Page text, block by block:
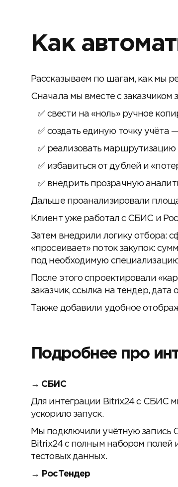
Как
Рассказываем по шагам, как мы
Сначала мы вместе с заказчиком
свести на «ноль» ручное
создать единую точку учёта
реализовать маршрутизацию
избавиться от дублей и
внедрить прозрачную
Дальше проанализировали
Клиент уже работал с СБИС и
Затем внедрили логику отбора:
«просеивает» поток закупок:
под необходимую
После этого спроектировали
заказчик, ссылка на тендер, дата
Также добавили удобное
Подробнее про
→ СБИС
Для интеграции Bitrix24 с СБИС
ускорило запуск.
Мы подключили учётную запись
Bitrix24 с полным набором полей
тестовых данных.
→ РосТендер